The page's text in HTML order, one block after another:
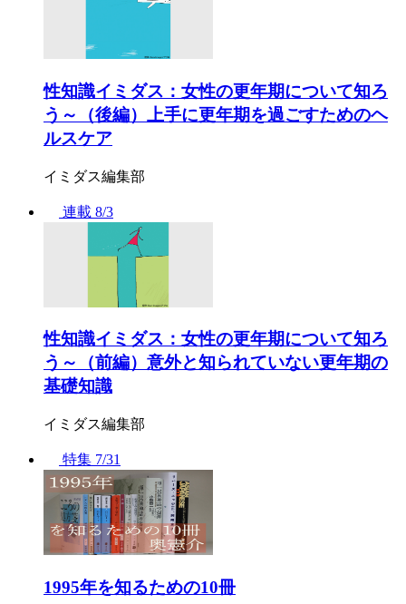
性知識イミダス：女性の更年期について知ろ
う～（後編）上手に更年期を過ごすためのヘ
ルスケア
イミダス編集部
連載 8/3
性知識イミダス：女性の更年期について知ろ
う～（前編）意外と知られていない更年期の
基礎知識
イミダス編集部
特集 7/31
1995年を知るための10冊